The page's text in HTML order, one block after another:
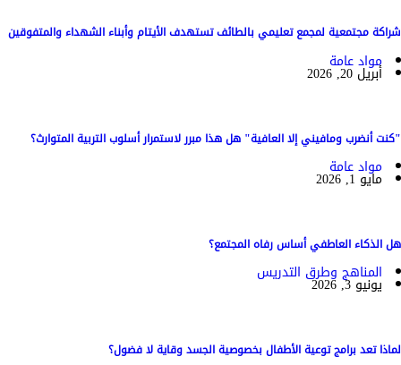
شراكة مجتمعية لمجمع تعليمي بالطائف تستهدف الأيتام وأبناء الشهداء والمتفوقين
مواد عامة
أبريل 20, 2026
"كنت أنضرب ومافيني إلا العافية" هل هذا مبرر لاستمرار أسلوب التربية المتوارث؟
مواد عامة
مايو 1, 2026
هل الذكاء العاطفي أساس رفاه المجتمع؟
المناهج وطرق التدريس
يونيو 3, 2026
لماذا تعد برامج توعية الأطفال بخصوصية الجسد وقاية لا فضول؟